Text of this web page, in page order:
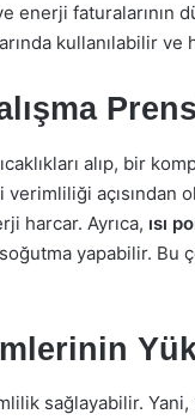
enerji faturalarının
kullanılabilir ve
alıp, bir
açısından
harcar. Ayrıca, ısı
soğutma yapabilir.
sağlayabilir.